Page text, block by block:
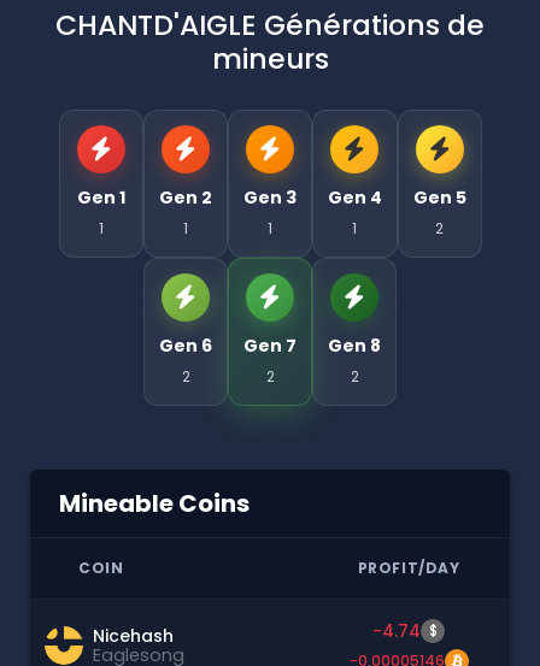
CHANTD'AIGLE Générations de
mineurs
Gen 1
1
Gen 2
1
Gen 3
1
Gen 4
1
Gen 5
2
Gen 6
2
Gen 7
2
Gen 8
2
Mineable Coins
COIN PROFIT/DAY
Nicehash
Eaglesong
-4.74 $
-0.00005146